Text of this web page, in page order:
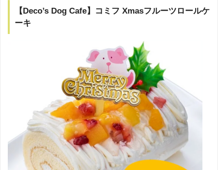
【Deco’s Dog Cafe】コミフ Xmasフルーツロールケ
ーキ